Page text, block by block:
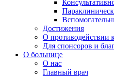
Достижения
О противодействии
Для спонсоров и
О больнице
О нас
Главный врач